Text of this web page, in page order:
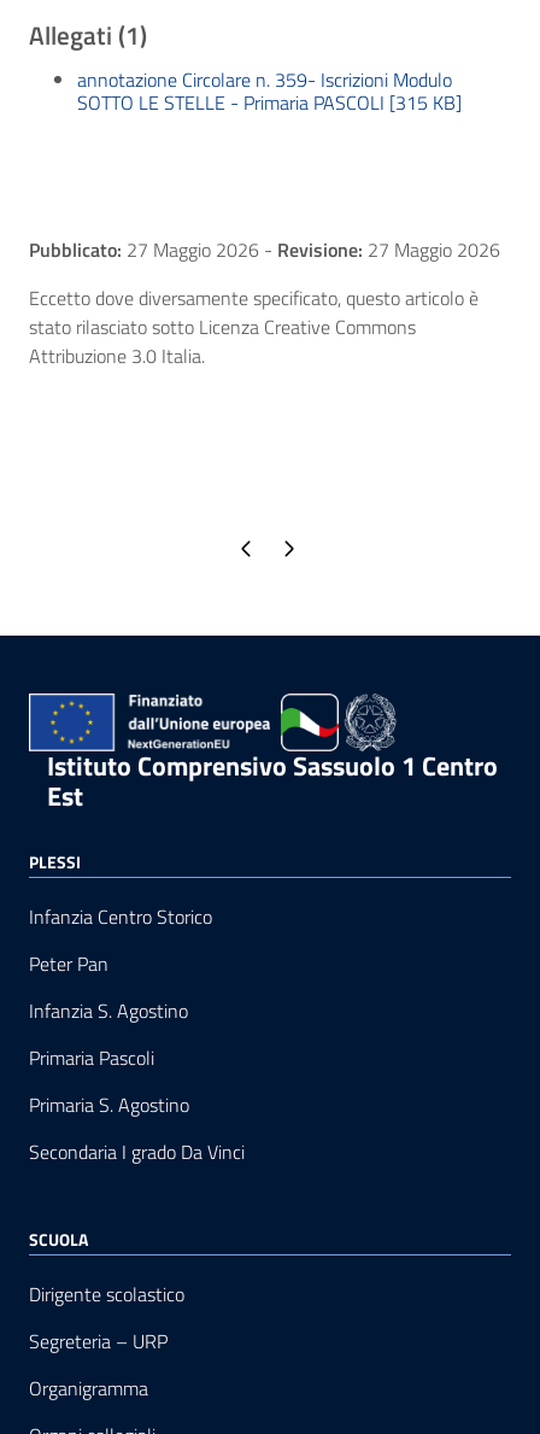
Allegati (1)
annotazione Circolare n. 359- Iscrizioni Modulo
SOTTO LE STELLE - Primaria PASCOLI [315 KB]
Pubblicato: 27 Maggio 2026 - Revisione: 27 Maggio 2026
Eccetto dove diversamente specificato, questo articolo è
stato rilasciato sotto Licenza Creative Commons
Attribuzione 3.0 Italia.
Pagina precedente
Pagina successiva
Istituto Comprensivo Sassuolo 1 Centro
Est
PLESSI
Infanzia Centro Storico
Peter Pan
Infanzia S. Agostino
Primaria Pascoli
Primaria S. Agostino
Secondaria I grado Da Vinci
SCUOLA
Dirigente scolastico
Segreteria – URP
Organigramma